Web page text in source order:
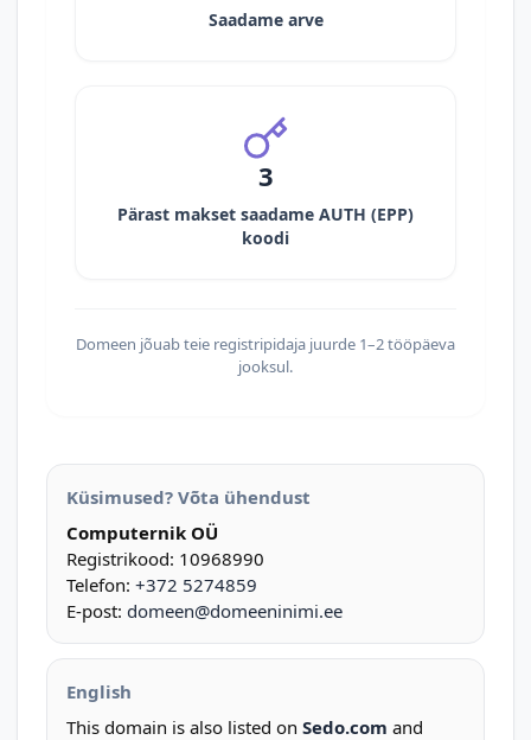
Saadame arve
3
Pärast makset saadame AUTH (EPP)
koodi
Domeen jõuab teie registripidaja juurde 1–2 tööpäeva
jooksul.
Küsimused? Võta ühendust
Computernik OÜ
Registrikood: 10968990
Telefon: +372 5274859
E-post: domeen@domeeninimi.ee
English
This domain is also listed on Sedo.com and